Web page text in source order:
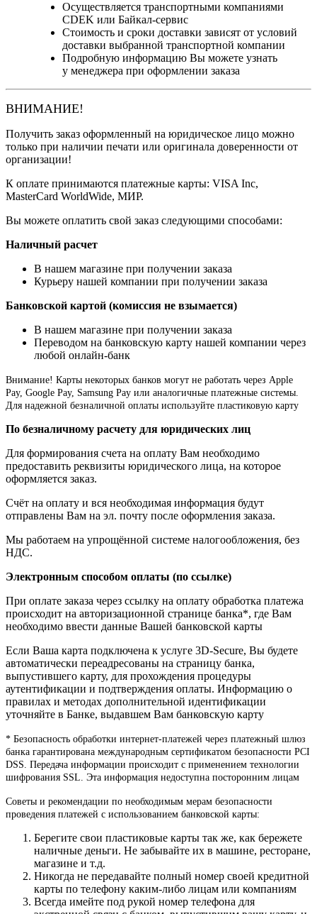
Осуществляется транспортными компаниями
CDEK или Байкал-сервис
Стоимость и сроки доставки зависят от условий
доставки выбранной транспортной компании
Подробную информацию Вы можете узнать
у менеджера при оформлении заказа
ВНИМАНИЕ!
Получить заказ оформленный на юридическое лицо можно
только при наличии печати или оригинала доверенности от
организации!
К оплате принимаются платежные карты: VISA Inc,
MasterCard WorldWide, МИР.
Вы можете оплатить свой заказ следующими способами:
Наличный расчет
В нашем магазине при получении заказа
Курьеру нашей компании при получении заказа
Банковской картой (комиссия не взымается)
В нашем магазине при получении заказа
Переводом на банковскую карту нашей компании через
любой онлайн-банк
Внимание! Карты некоторых банков могут не работать через Apple
Pay, Google Pay, Samsung Pay или аналогичные платежные системы.
Для надежной безналичной оплаты используйте пластиковую карту
По безналичному расчету для юридических лиц
Для формирования счета на оплату Вам необходимо
предоставить реквизиты юридического лица, на которое
оформляется заказ.
Счёт на оплату и вся необходимая информация будут
отправлены Вам на эл. почту после оформления заказа.
Мы работаем на упрощённой системе налогообложения, без
НДС.
Электронным способом оплаты (по ссылке)
При оплате заказа через ссылку на оплату обработка платежа
происходит на авторизационной странице банка*, где Вам
необходимо ввести данные Вашей банковской карты
Если Ваша карта подключена к услуге 3D-Secure, Вы будете
автоматически переадресованы на страницу банка,
выпустившего карту, для прохождения процедуры
аутентификации и подтверждения оплаты. Информацию о
правилах и методах дополнительной идентификации
уточняйте в Банке, выдавшем Вам банковскую карту
* Безопасность обработки интернет-платежей через платежный шлюз
банка гарантирована международным сертификатом безопасности PCI
DSS. Передача информации происходит с применением технологии
шифрования SSL. Эта информация недоступна посторонним лицам
Советы и рекомендации по необходимым мерам безопасности
проведения платежей с использованием банковской карты:
Берегите свои пластиковые карты так же, как бережете
наличные деньги. Не забывайте их в машине, ресторане,
магазине и т.д.
Никогда не передавайте полный номер своей кредитной
карты по телефону каким-либо лицам или компаниям
Всегда имейте под рукой номер телефона для